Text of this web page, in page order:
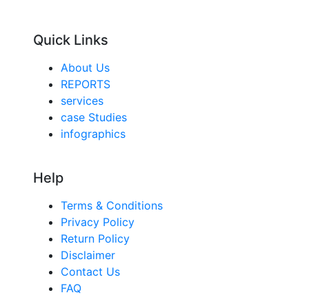
Quick Links
About Us
REPORTS
services
case Studies
infographics
Help
Terms & Conditions
Privacy Policy
Return Policy
Disclaimer
Contact Us
FAQ